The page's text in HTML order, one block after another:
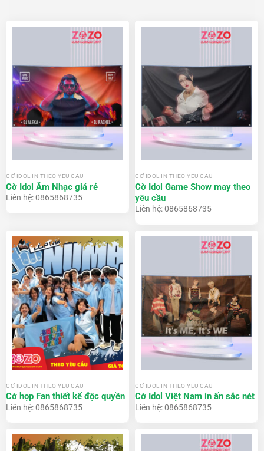
CỜ IDOL IN THEO YÊU CẦU
Cờ Idol Âm Nhạc giá rẻ
Liên hệ: 0865868735
CỜ IDOL IN THEO YÊU CẦU
Cờ Idol Game Show may theo
yêu cầu
Liên hệ: 0865868735
CỜ IDOL IN THEO YÊU CẦU
Cờ họp Fan thiết kế độc quyền
Liên hệ: 0865868735
CỜ IDOL IN THEO YÊU CẦU
Cờ Idol Việt Nam in ấn sắc nét
Liên hệ: 0865868735